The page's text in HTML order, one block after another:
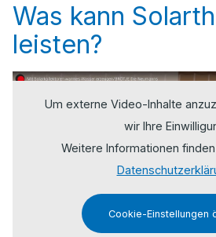
Was kann
leisten?
Um externe Video-Inhalte
wir Ihre
Weitere Informationen
Cookie-Einstellungen